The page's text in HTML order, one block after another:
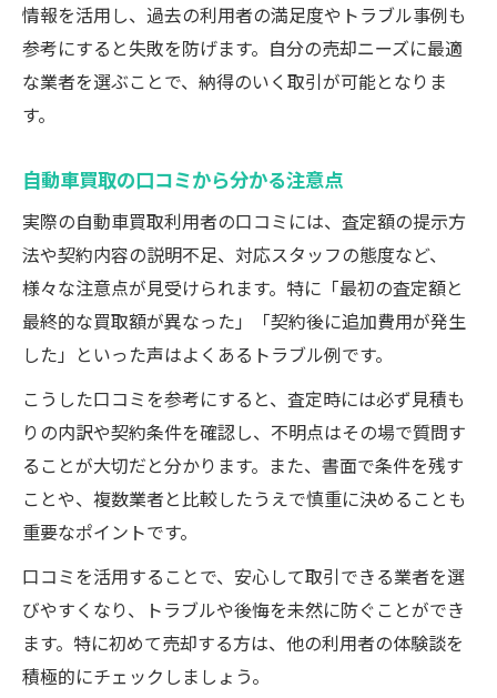
情報を活用し、過去の利用者の満足度やトラブル事例も
参考にすると失敗を防げます。自分の売却ニーズに最適
な業者を選ぶことで、納得のいく取引が可能となりま
す。
自動車買取の口コミから分かる注意点
実際の自動車買取利用者の口コミには、査定額の提示方
法や契約内容の説明不足、対応スタッフの態度など、
様々な注意点が見受けられます。特に「最初の査定額と
最終的な買取額が異なった」「契約後に追加費用が発生
した」といった声はよくあるトラブル例です。
こうした口コミを参考にすると、査定時には必ず見積も
りの内訳や契約条件を確認し、不明点はその場で質問す
ることが大切だと分かります。また、書面で条件を残す
ことや、複数業者と比較したうえで慎重に決めることも
重要なポイントです。
口コミを活用することで、安心して取引できる業者を選
びやすくなり、トラブルや後悔を未然に防ぐことができ
ます。特に初めて売却する方は、他の利用者の体験談を
積極的にチェックしましょう。